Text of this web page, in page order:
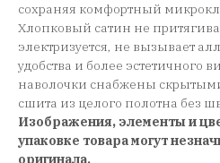
сохраняя комфортный
Хлопковый сатин не
электризуется, не вызывает
удобства и более эстетичного
наволочки снабжены
сшита из целого полотна без
Изображения, элементы и
упаковке товара могут
оригинала.